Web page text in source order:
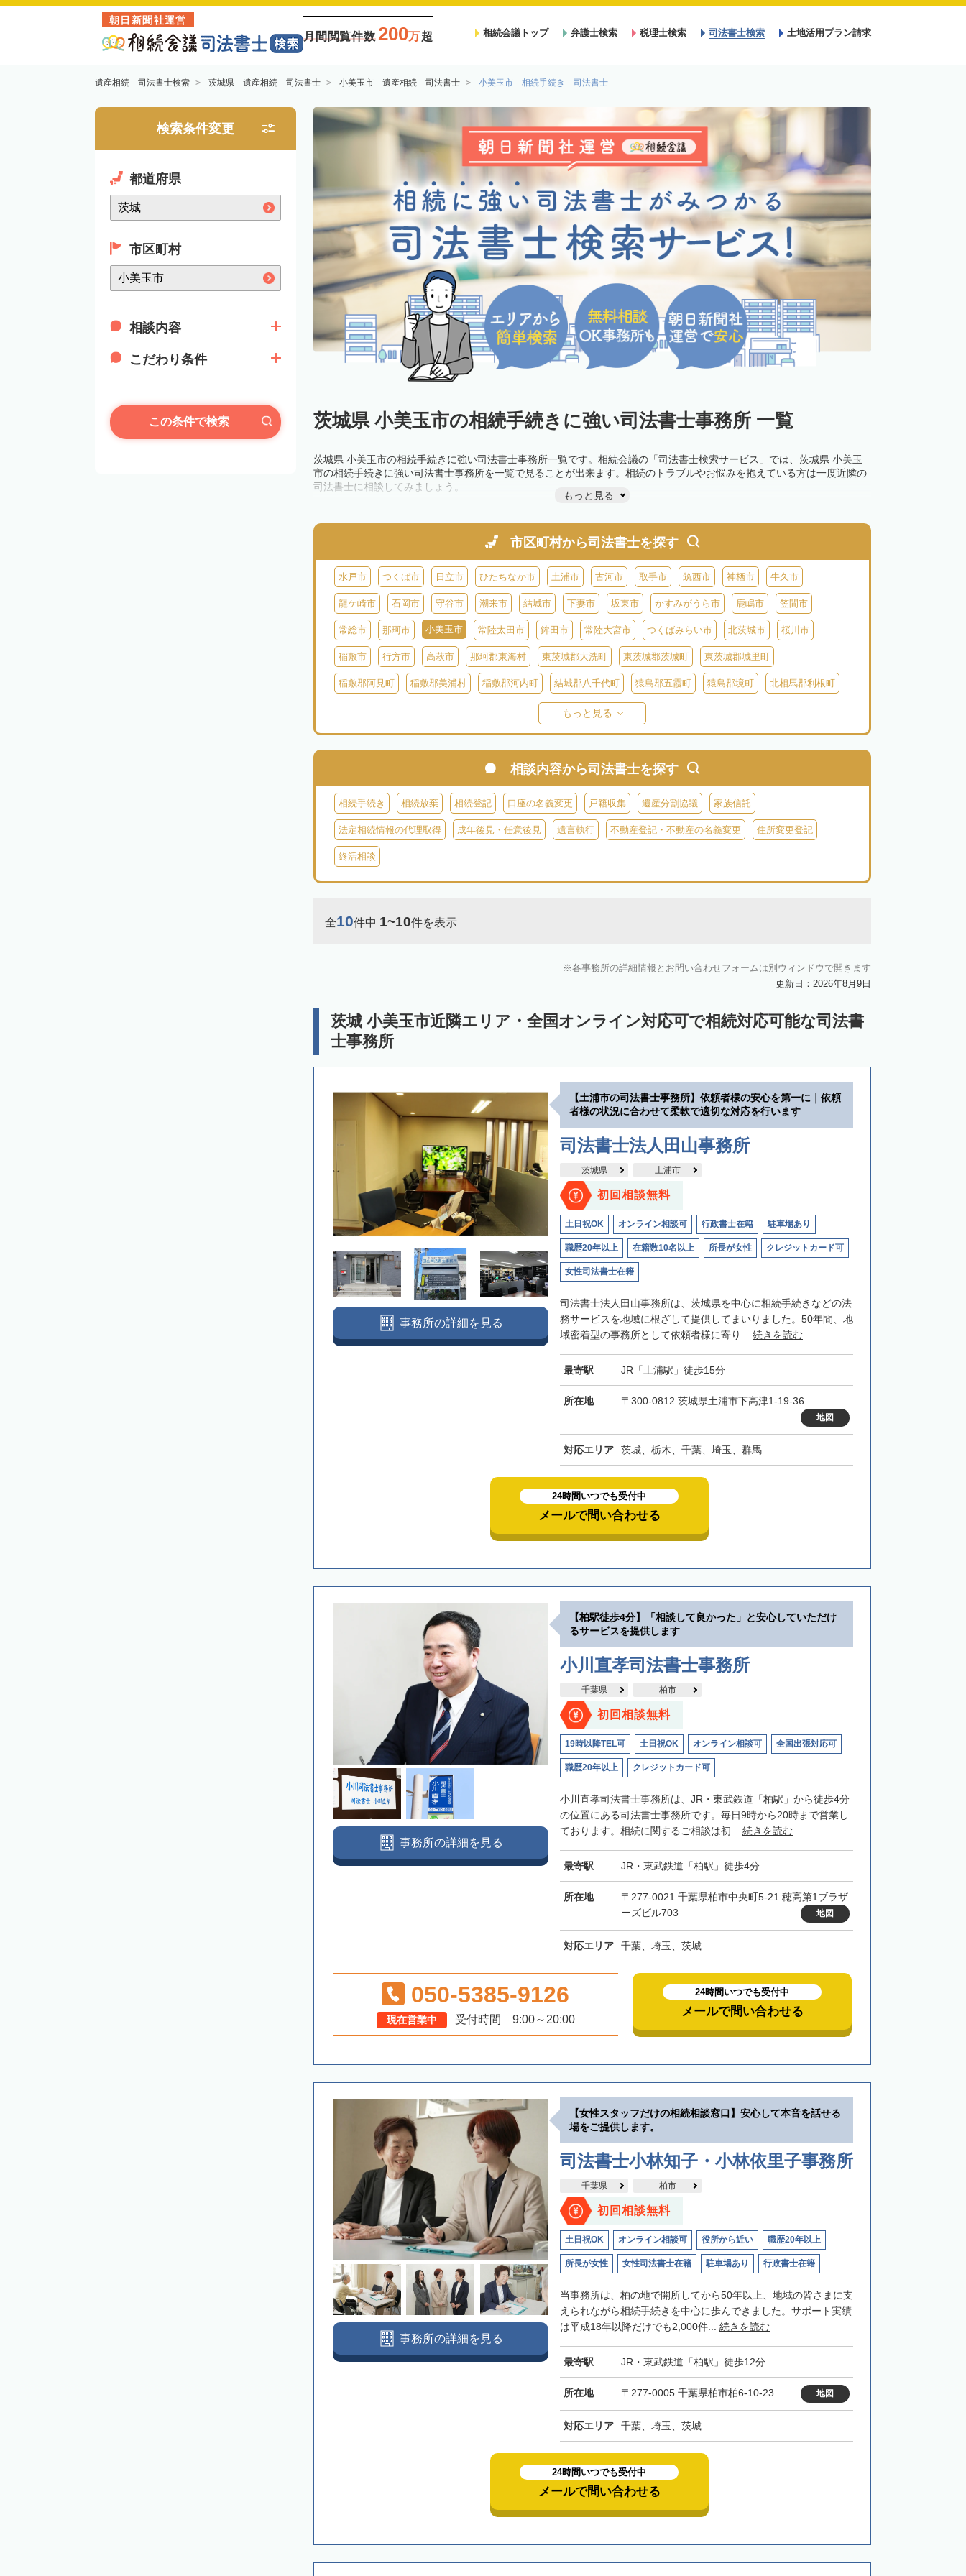
朝日新聞社運営
月間閲覧件数 200万超 相続会議トップ 弁護士検索 税理士検索 司法書士検索 土地活用プラン請求
遺産相続 司法書士検索 茨城県 遺産相続 司法書士 小美玉市 遺産相続 司法書士 小美玉市 相続手続き 司法書士
検索条件変更
都道府県
市区町村
相談内容
こだわり条件
この条件で検索 茨城県 小美玉市の相続手続きに強い司法書士事務所 一覧
茨城県 小美玉市の相続手続きに強い司法書士事務所一覧です。相続会議の「司法書士検索サービス」では、茨城県 小美玉
市の相続手続きに強い司法書士事務所を一覧で見ることが出来ます。相続のトラブルやお悩みを抱えている方は一度近隣の
司法書士に相談してみましょう。
もっと見る
市区町村から司法書士を探す
水戸市 つくば市 日立市 ひたちなか市 土浦市 古河市 取手市 筑西市 神栖市 牛久市
龍ケ崎市 石岡市 守谷市 潮来市 結城市 下妻市 坂東市 かすみがうら市 鹿嶋市 笠間市
常総市 那珂市 小美玉市 常陸太田市 鉾田市 常陸大宮市 つくばみらい市 北茨城市 桜川市
稲敷市 行方市 高萩市 那珂郡東海村 東茨城郡大洗町 東茨城郡茨城町 東茨城郡城里町
稲敷郡阿見町 稲敷郡美浦村 稲敷郡河内町 結城郡八千代町 猿島郡五霞町 猿島郡境町 北相馬郡利根町
もっと見る
相談内容から司法書士を探す
相続手続き 相続放棄 相続登記 口座の名義変更 戸籍収集 遺産分割協議 家族信託
法定相続情報の代理取得 成年後見・任意後見 遺言執行 不動産登記・不動産の名義変更 住所変更登記
終活相談
全10件中 1~10件を表示
各事務所の詳細情報とお問い合わせフォームは別ウィンドウで開きます
更新日：2026年8月9日
茨城 小美玉市近隣エリア・全国オンライン対応可で相続対応可能な司法書
士事務所
【土浦市の司法書士事務所】依頼者様の安心を第一に｜依頼
者様の状況に合わせて柔軟で適切な対応を行います
司法書士法人田山事務所
茨城県 土浦市
初回相談無料
土日祝OK オンライン相談可 行政書士在籍 駐車場あり
職歴20年以上 在籍数10名以上 所長が女性 クレジットカード可
女性司法書士在籍
司法書士法人田山事務所は、茨城県を中心に相続手続きなどの法
務サービスを地域に根ざして提供してまいりました。50年間、地
域密着型の事務所として依頼者様に寄り... 続きを読む
最寄駅 JR「土浦駅」徒歩15分
所在地 〒300-0812 茨城県土浦市下高津1-19-36
地図
対応エリア 茨城、栃木、千葉、埼玉、群馬
事務所の詳細を見る
24時間いつでも受付中
メールで問い合わせる
【柏駅徒歩4分】「相談して良かった」と安心していただけ
るサービスを提供します
小川直孝司法書士事務所
千葉県 柏市
初回相談無料
19時以降TEL可 土日祝OK オンライン相談可 全国出張対応可
職歴20年以上 クレジットカード可
小川直孝司法書士事務所は、JR・東武鉄道「柏駅」から徒歩4分
の位置にある司法書士事務所です。毎日9時から20時まで営業し
ております。相続に関するご相談は初... 続きを読む
最寄駅 JR・東武鉄道「柏駅」徒歩4分
所在地
〒277-0021 千葉県柏市中央町5-21 穂高第1ブラザ
ーズビル703
地図
対応エリア 千葉、埼玉、茨城
事務所の詳細を見る
050-5385-9126
現在営業中 受付時間 9:00～20:00
24時間いつでも受付中
メールで問い合わせる
【女性スタッフだけの相続相談窓口】安心して本音を話せる
場をご提供します。
司法書士小林知子・小林依里子事務所
千葉県 柏市
初回相談無料
土日祝OK オンライン相談可 役所から近い 職歴20年以上
所長が女性 女性司法書士在籍 駐車場あり 行政書士在籍
当事務所は、柏の地で開所してから50年以上、地域の皆さまに支
えられながら相続手続きを中心に歩んできました。サポート実績
は平成18年以降だけでも2,000件... 続きを読む
最寄駅 JR・東武鉄道「柏駅」徒歩12分
所在地 〒277-0005 千葉県柏市柏6-10-23 地図
対応エリア 千葉、埼玉、茨城
事務所の詳細を見る
24時間いつでも受付中
メールで問い合わせる